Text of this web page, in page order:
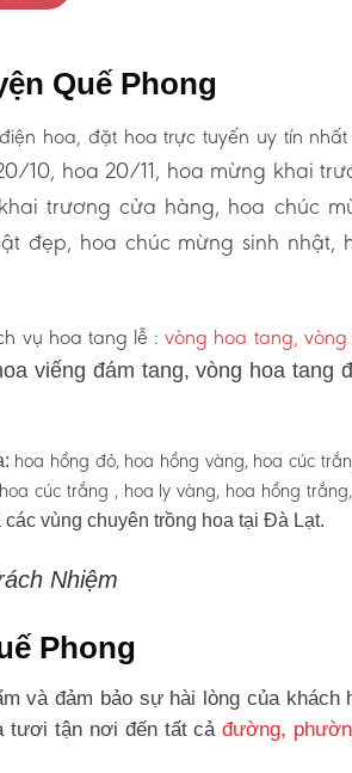
Quế Phong
hoa, đặt hoa trực tuyến uy tín nhất
10, hoa 20/11, hoa mừng khai
trương cửa hàng, hoa chúc
đẹp, hoa chúc mừng sinh nhật,
vụ hoa tang lễ :vòng hoa tang,
viếng đám tang, vòng hoa tang
hoa hồng đỏ, hoa hồng vàng, hoa cúc
cúc trắng , hoa ly vàng, hoa hồng
vùng chuyên trồng hoa tại Đà Lạt.
Nhiệm
Phong
và đảm bảo sự hài lòng của khách
tươi tận nơi đến tất cảđường,